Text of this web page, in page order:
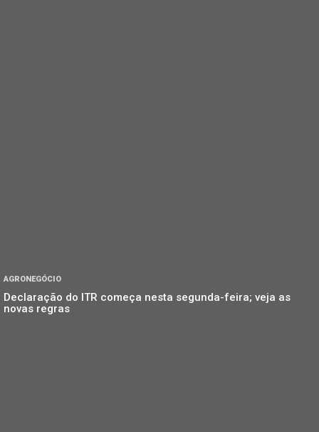
AGRONEGÓCIO
Declaração do ITR começa nesta segunda-feira; veja as
novas regras